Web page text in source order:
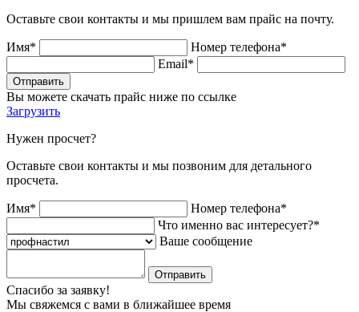
Оставьте свои контакты и мы пришлем вам прайс на почту.
Имя*
Номер телефона*
Email*
Отправить
Вы можете скачать прайс ниже по ссылке
Загрузить
Нужен просчет?
Оставьте свои контакты и мы позвоним для детального
просчета.
Имя*
Номер телефона*
Что именно вас интересует?*
Ваше сообщение
Отправить
Спасибо за заявку!
Мы свяжемся с вами в ближайшее время